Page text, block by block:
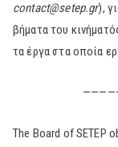
contact@setep.gr),
βήματα του
τα έργα στα οποία
The Board of SETEP